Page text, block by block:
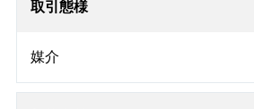
取引態様
媒介